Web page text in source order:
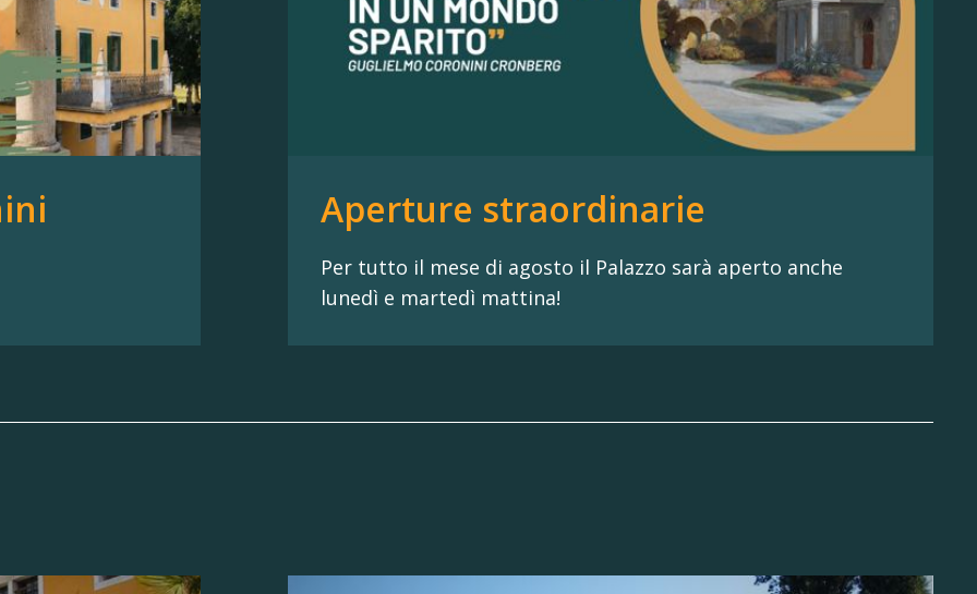
Aperture straordinarie
Per tutto il mese di agosto il Palazzo sarà aperto anche
lunedì e martedì mattina!